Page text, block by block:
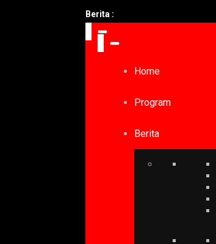
Berita :
Home
Program
Berita